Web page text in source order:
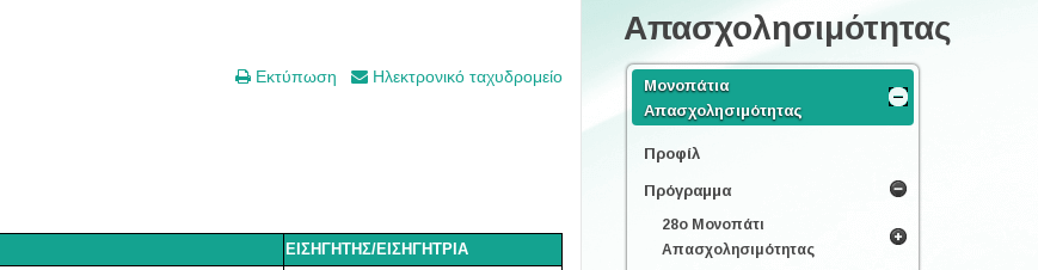
Εκτύπωση Ηλεκτρονικό ταχυδρομείο
ΕΙΣΗΓΗΤΗΣ/ΕΙΣΗΓΗΤΡΙΑ
Απασχολησιμότητας
Μονοπάτια
Απασχολησιμότητας
Προφίλ
Πρόγραμμα
28ο Μονοπάτι
Απασχολησιμότητας